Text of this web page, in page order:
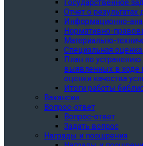
Государственное
Отчет о результатах
Информационно-
Нормативно-
Материально-
Специальная
План по устранению
выявленных в ходе
оценки качества
Итоги работы
Вакансии
Вопрос-ответ
Вопрос-ответ
Задать вопрос
Награды и поощрения